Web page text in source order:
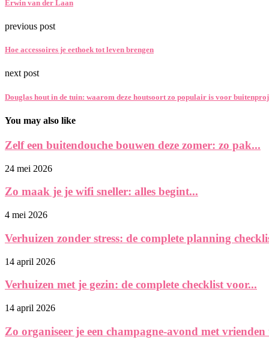
Erwin van der Laan
previous post
Hoe accessoires je eethoek tot leven brengen
next post
Douglas hout in de tuin: waarom deze houtsoort zo populair is voor
You may also like
Zelf een buitendouche bouwen deze zomer: zo pak...
24 mei 2026
Zo maak je je wifi sneller: alles begint...
4 mei 2026
Verhuizen zonder stress: de complete planning
14 april 2026
Verhuizen met je gezin: de complete checklist voor...
14 april 2026
Zo organiseer je een champagne-avond met vrienden